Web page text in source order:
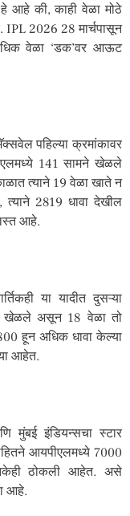
की, काही वेळा मोठे
IPL 2026 28 मार्चपासून
वेळा ‘डक’वर आऊट
पहिल्या क्रमांकावर
141 सामने खेळले
त्याने 19 वेळा खाते न
त्याने 2819 धावा देखील
आहे.
या यादीत दुसऱ्या
खेळले असून 18 वेळा तो
हून अधिक धावा केल्या
आहेत.
मुंबई इंडियन्सचा स्टार
आयपीएलमध्ये 7000
ठोकली आहेत. असे
आहे.